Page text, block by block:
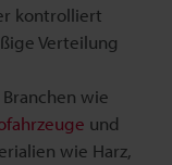
kontrolliert
Verteilung
wie
und
wie Harz,